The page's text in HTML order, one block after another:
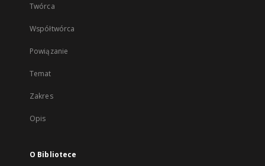
Twórca
Współtwórca
Powiązanie
Temat
Zakres
Opis
O Bibliotece